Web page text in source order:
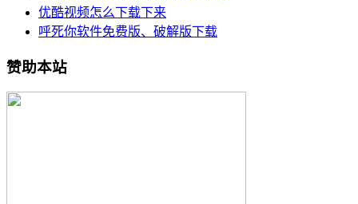
优酷视频怎么下载下来
呼死你软件免费版、破解版下载
赞助本站